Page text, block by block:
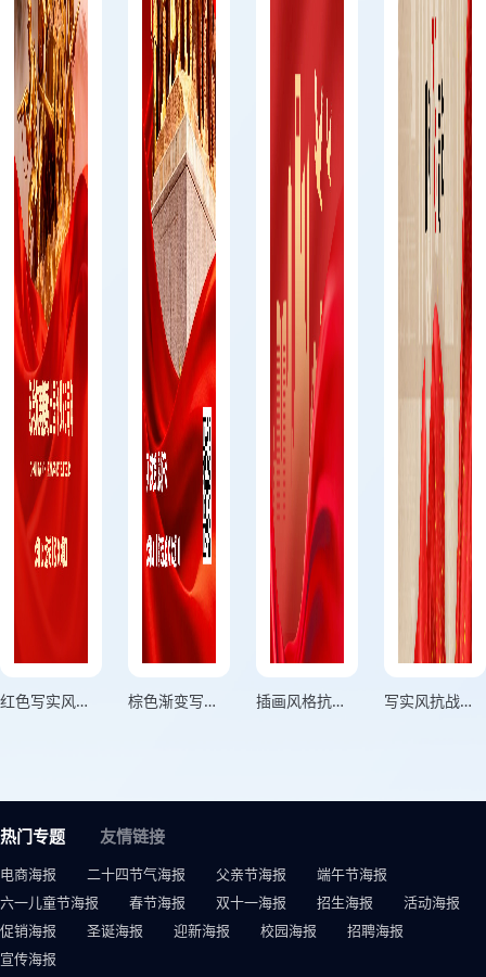
红色写实风格铭记历史牢记使命竖版抗美援朝纪念日海报 棕色渐变写实风格保家卫国气壮山河英雄功绩彪炳千秋竖版抗美援朝纪念日海报 插画风格抗战胜利纪念日红色竖版纪念反法西斯战争胜利纪念日海报 写实风抗战胜利纪念日横版红色抗战胜利纪念日海报
热门专题 友情链接
电商海报 二十四节气海报 父亲节海报
端午节海报
六一儿童节海报
春节海报 双十一海报 招生海报
活动海报
促销海报
圣诞海报 迎新海报 校园海报
招聘海报
宣传海报